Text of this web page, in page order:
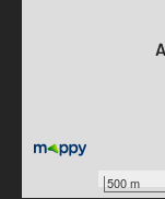
500 m